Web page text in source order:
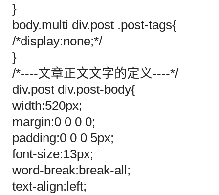
}
body.multi div.post .post-tags{
/*display:none;*/
}
/*----文章正文文字的定义----*/
div.post div.post-body{
width:520px;
margin:0 0 0 0;
padding:0 0 0 5px;
font-size:13px;
word-break:break-all;
text-align:left;